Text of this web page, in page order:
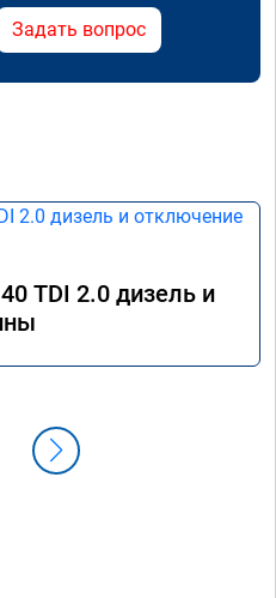
Задать вопрос
TDI 2.0 дизель и